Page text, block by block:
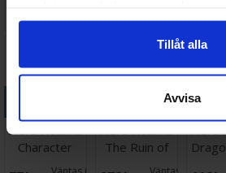
Tillåt alla
Avvisa
78 SEK I lager:2 74 SEK2026-08-2678
Hero Realms
Character
Pack Cleric
The Ruin of
Thandar Exp